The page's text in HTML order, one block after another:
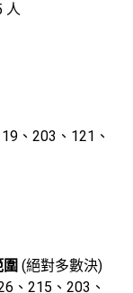
人
、203、121、
(絕對多數決)
、215、203、